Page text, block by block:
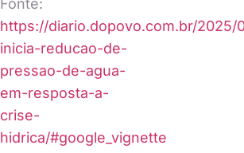
https://diario.dopovo.com.br/2025/
inicia-reducao-de-
pressao-de-agua-
em-resposta-a-
crise-
hidrica/#google_vignette